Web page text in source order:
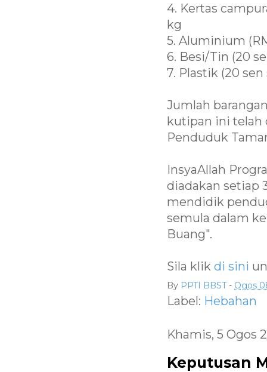
4. Kertas
kg
5. Aluminium
6. Besi/Tin (20
7. Plastik (20
Jumlah
kutipan ini telah
Penduduk
InsyaAllah
diadakan setiap
mendidik
semula dalam
Buang".
Sila klik di sini
By PPTI BBST - Ogos
Label: Hebahan
Khamis, 5 Ogos
Keputusan